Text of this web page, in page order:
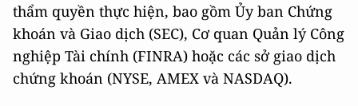
thẩm quyền thực hiện, bao gồm Ủy ban Chứng
khoán và Giao dịch (SEC), Cơ quan Quản lý Công
nghiệp Tài chính (FINRA) hoặc các sở giao dịch
chứng khoán (NYSE, AMEX và NASDAQ).